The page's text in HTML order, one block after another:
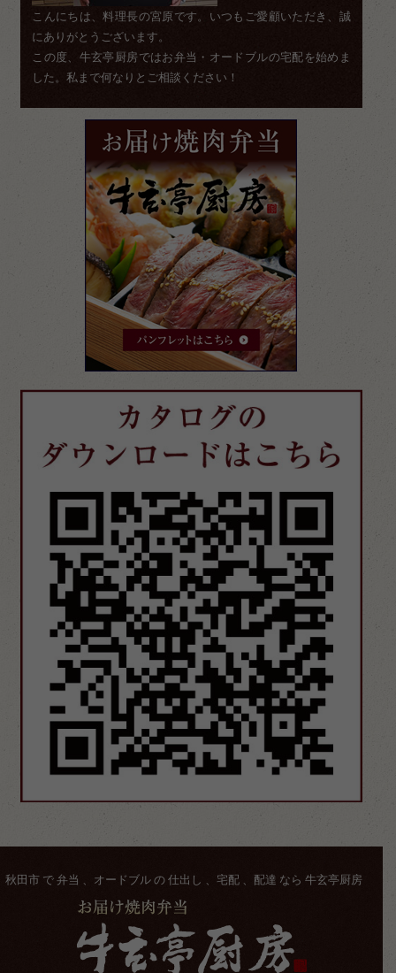
こんにちは、料理長の宮原です。いつもご愛顧いただき、誠
にありがとうございます。
この度、牛玄亭厨房ではお弁当・オードブルの宅配を始めま
した。私まで何なりとご相談ください！
秋田市 で 弁当 、オードブル の 仕出し 、宅配 、配達 なら 牛玄亭厨房